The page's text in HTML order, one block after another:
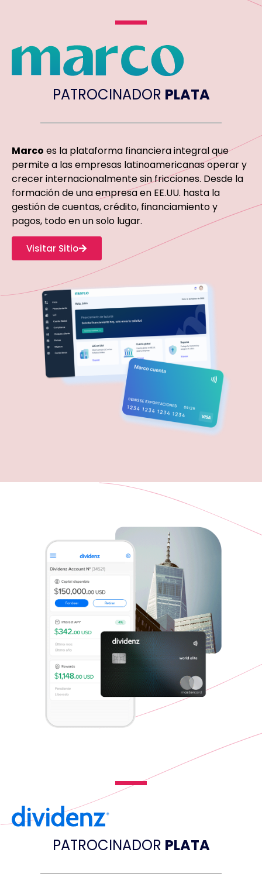
PATROCINADOR PLATA
Marco es la plataforma financiera integral que
permite a las empresas latinoamericanas operar y
crecer internacionalmente sin fricciones. Desde la
formación de una empresa en EE.UU. hasta la
gestión de cuentas, crédito, financiamiento y
pagos, todo en un solo lugar.
Visitar Sitio
PATROCINADOR PLATA